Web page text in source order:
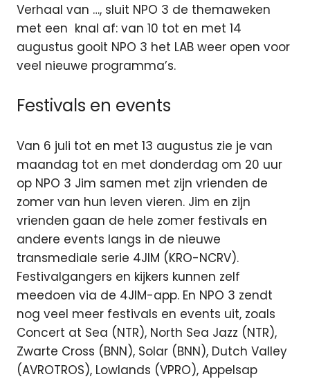
Verhaal van …, sluit NPO 3 de themaweken
met een knal af: van 10 tot en met 14
augustus gooit NPO 3 het LAB weer open voor
veel nieuwe programma’s.
Festivals en events
Van 6 juli tot en met 13 augustus zie je van
maandag tot en met donderdag om 20 uur
op NPO 3 Jim samen met zijn vrienden de
zomer van hun leven vieren. Jim en zijn
vrienden gaan de hele zomer festivals en
andere events langs in de nieuwe
transmediale serie 4JIM (KRO-NCRV).
Festivalgangers en kijkers kunnen zelf
meedoen via de 4JIM-app. En NPO 3 zendt
nog veel meer festivals en events uit, zoals
Concert at Sea (NTR), North Sea Jazz (NTR),
Zwarte Cross (BNN), Solar (BNN), Dutch Valley
(AVROTROS), Lowlands (VPRO), Appelsap